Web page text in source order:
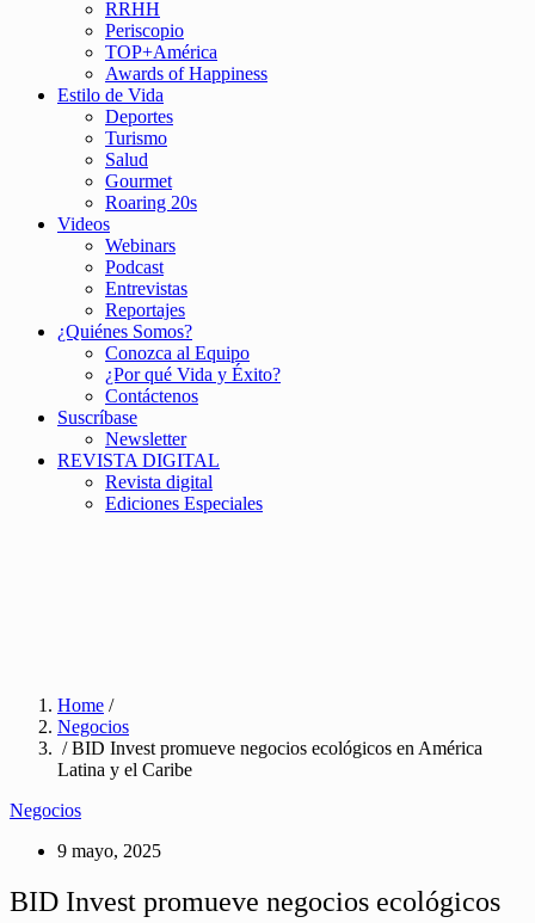
RRHH
Periscopio
TOP+América
Awards of Happiness
Estilo de Vida
Deportes
Turismo
Salud
Gourmet
Roaring 20s
Videos
Webinars
Podcast
Entrevistas
Reportajes
¿Quiénes Somos?
Conozca al Equipo
¿Por qué Vida y Éxito?
Contáctenos
Suscríbase
Newsletter
REVISTA DIGITAL
Revista digital
Ediciones Especiales
Home /
Negocios
/ BID Invest promueve negocios ecológicos en América
Latina y el Caribe
Negocios
9 mayo, 2025
BID Invest promueve negocios ecológicos